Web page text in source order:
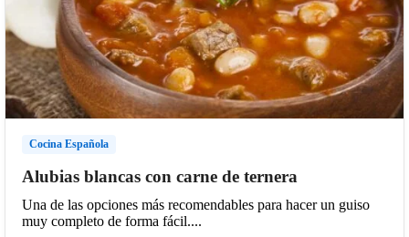
Cocina Española
Alubias blancas con carne de ternera
Una de las opciones más recomendables para hacer un guiso
muy completo de forma fácil....